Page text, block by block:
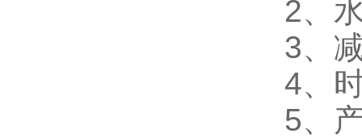
2、
3、
4、
5、